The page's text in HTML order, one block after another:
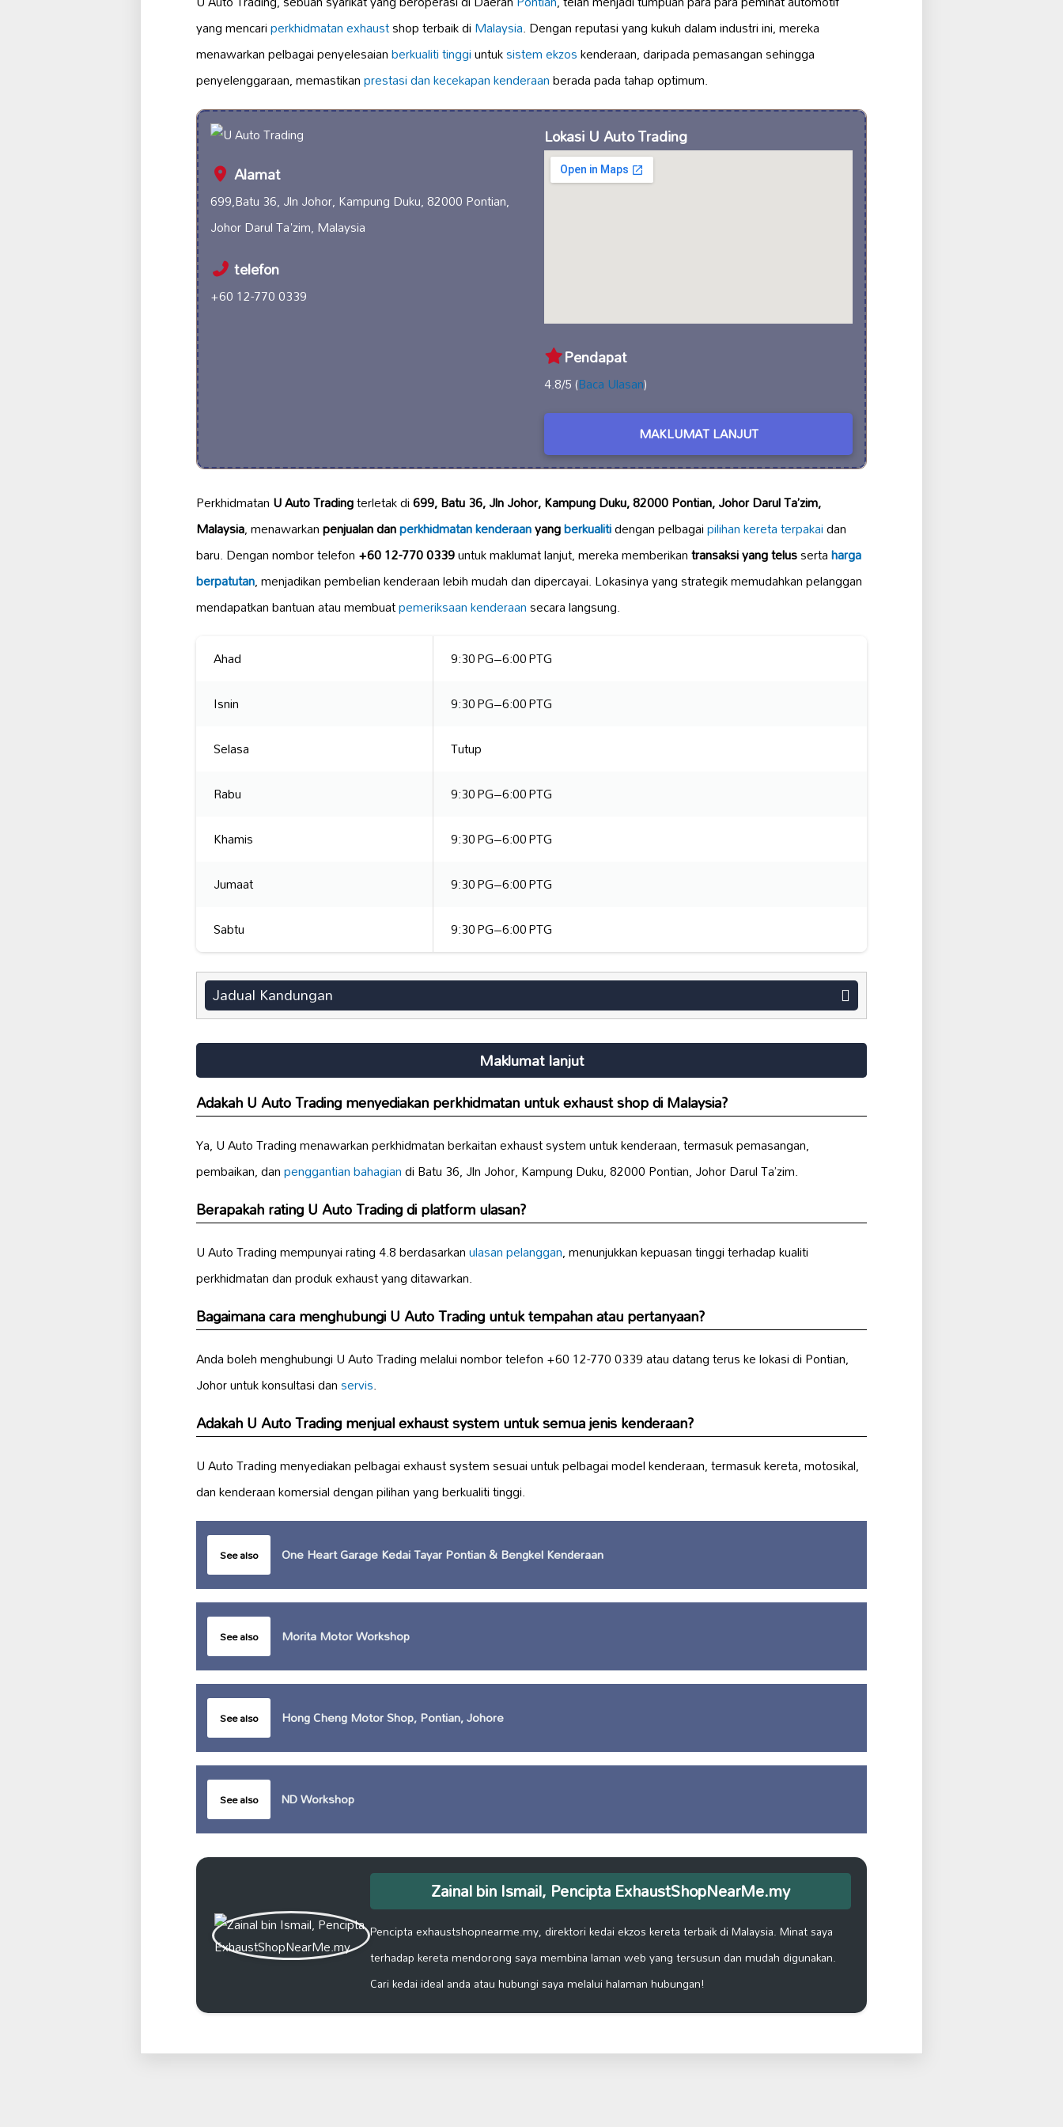
yang mencariperkhidmatan exhaustshop terbaik diMalaysia. Dengan reputasi yang kukuh dalam industri ini, mereka
menawarkan pelbagai penyelesaianberkualiti tinggiuntuksistem ekzoskenderaan, daripada pemasangan sehingga
penyelenggaraan, memastikanprestasi dan kecekapan kenderaanberada pada tahap optimum.
Alamat
699,Batu 36, Jln Johor, Kampung Duku, 82000 Pontian,
Johor Darul Ta'zim, Malaysia
telefon
+60 12-770 0339
Lokasi U Auto Trading
Pendapat
4.8/5 (Baca Ulasan)
MAKLUMAT LANJUT
PerkhidmatanU Auto Tradingterletak di699, Batu 36, Jln Johor, Kampung Duku, 82000 Pontian, Johor Darul Ta’zim,
Malaysia, menawarkanpenjualan danperkhidmatan kenderaanyangberkualitidengan pelbagaipilihan kereta terpakaidan
baru. Dengan nombor telefon+60 12-770 0339untuk maklumat lanjut, mereka memberikantransaksi yang telussertaharga
berpatutan, menjadikan pembelian kenderaan lebih mudah dan dipercayai. Lokasinya yang strategik memudahkan pelanggan
mendapatkan bantuan atau membuatpemeriksaan kenderaansecara langsung.
Ahad
9:30 PG–6:00 PTG
Isnin
9:30 PG–6:00 PTG
Selasa
Tutup
Rabu
9:30 PG–6:00 PTG
Khamis
9:30 PG–6:00 PTG
Jumaat
9:30 PG–6:00 PTG
Sabtu
9:30 PG–6:00 PTG
Jadual Kandungan
Maklumat lanjut
Adakah U Auto Trading menyediakan perkhidmatan untuk exhaust shop di Malaysia?
Ya, U Auto Trading menawarkan perkhidmatan berkaitan exhaust system untuk kenderaan, termasuk pemasangan,
pembaikan, danpenggantian bahagiandi Batu 36, Jln Johor, Kampung Duku, 82000 Pontian, Johor Darul Ta’zim.
Berapakah rating U Auto Trading di platform ulasan?
U Auto Trading mempunyai rating 4.8 berdasarkanulasan pelanggan, menunjukkan kepuasan tinggi terhadap kualiti
perkhidmatan dan produk exhaust yang ditawarkan.
Bagaimana cara menghubungi U Auto Trading untuk tempahan atau pertanyaan?
Anda boleh menghubungi U Auto Trading melalui nombor telefon +60 12-770 0339 atau datang terus ke lokasi di Pontian,
Johor untuk konsultasi danservis.
Adakah U Auto Trading menjual exhaust system untuk semua jenis kenderaan?
U Auto Trading menyediakan pelbagai exhaust system sesuai untuk pelbagai model kenderaan, termasuk kereta, motosikal,
dan kenderaan komersial dengan pilihan yang berkualiti tinggi.
See also One Heart Garage Kedai Tayar Pontian & Bengkel Kenderaan
See also Morita Motor Workshop
See also Hong Cheng Motor Shop, Pontian, Johore
See also ND Workshop
Zainal bin Ismail, Pencipta ExhaustShopNearMe.my
Pencipta exhaustshopnearme.my, direktori kedai ekzos kereta terbaik di Malaysia. Minat saya
terhadap kereta mendorong saya membina laman web yang tersusun dan mudah digunakan.
Cari kedai ideal anda atau hubungi saya melalui halaman hubungan!